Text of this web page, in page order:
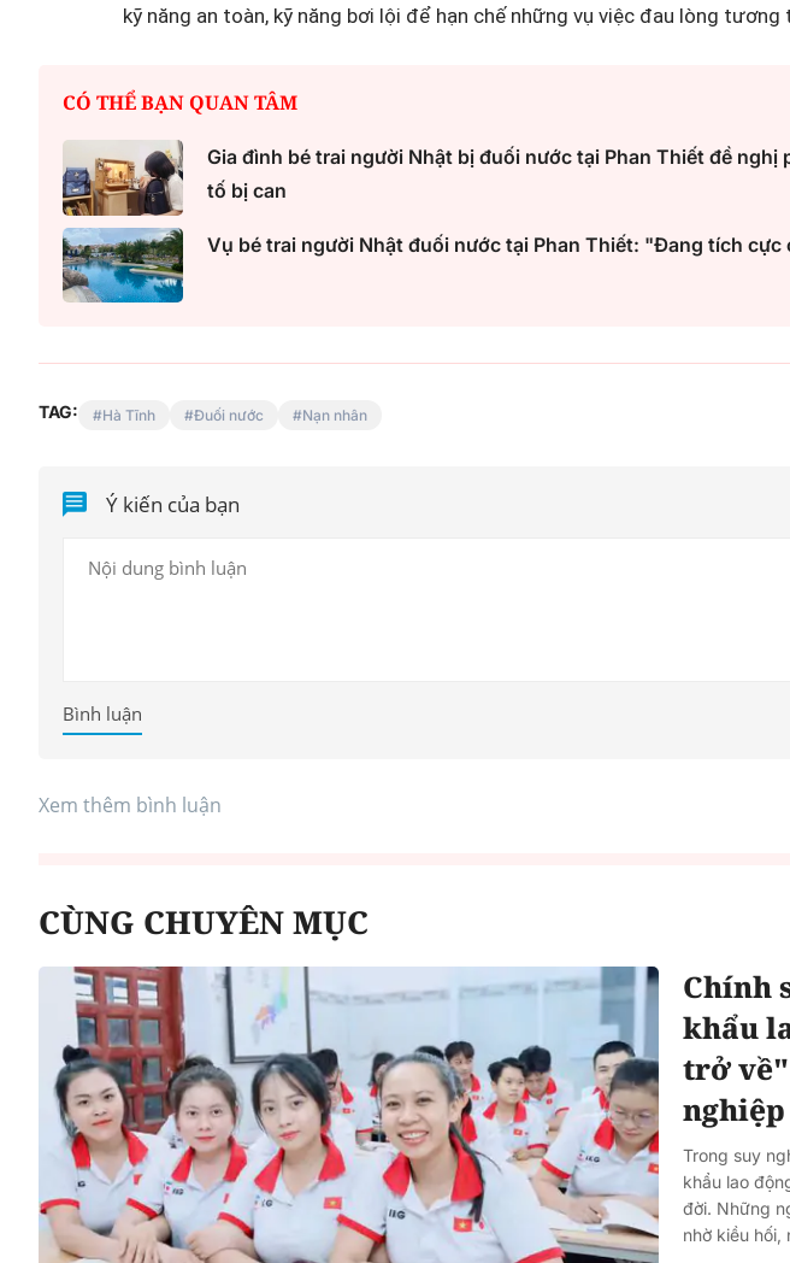
kỹ năng an toàn, kỹ năng bơi lội để hạn chế những vụ việc đau lòng tương
CÓ THỂ BẠN QUAN TÂM
Gia đình bé trai người Nhật bị đuối nước tại Phan Thiết đề nghị
tố bị can
Vụ bé trai người Nhật đuối nước tại Phan Thiết: "Đang tích
TAG: Hà Tĩnh Đuối nước Nạn nhân
Ý kiến của bạn
Bình luận
Xem thêm bình luận
CÙNG CHUYÊN MỤC
Chính
khẩu
trở
Trong suy
khẩu lao
đời. Những
nhờ kiều hối,